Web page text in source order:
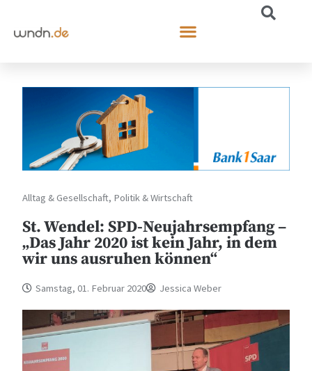
Alltag & Gesellschaft, Politik & Wirtschaft
St. Wendel: SPD-Neujahrsempfang –
„Das Jahr 2020 ist kein Jahr, in dem
wir uns ausruhen können“
Samstag, 01. Februar 2020 Jessica Weber